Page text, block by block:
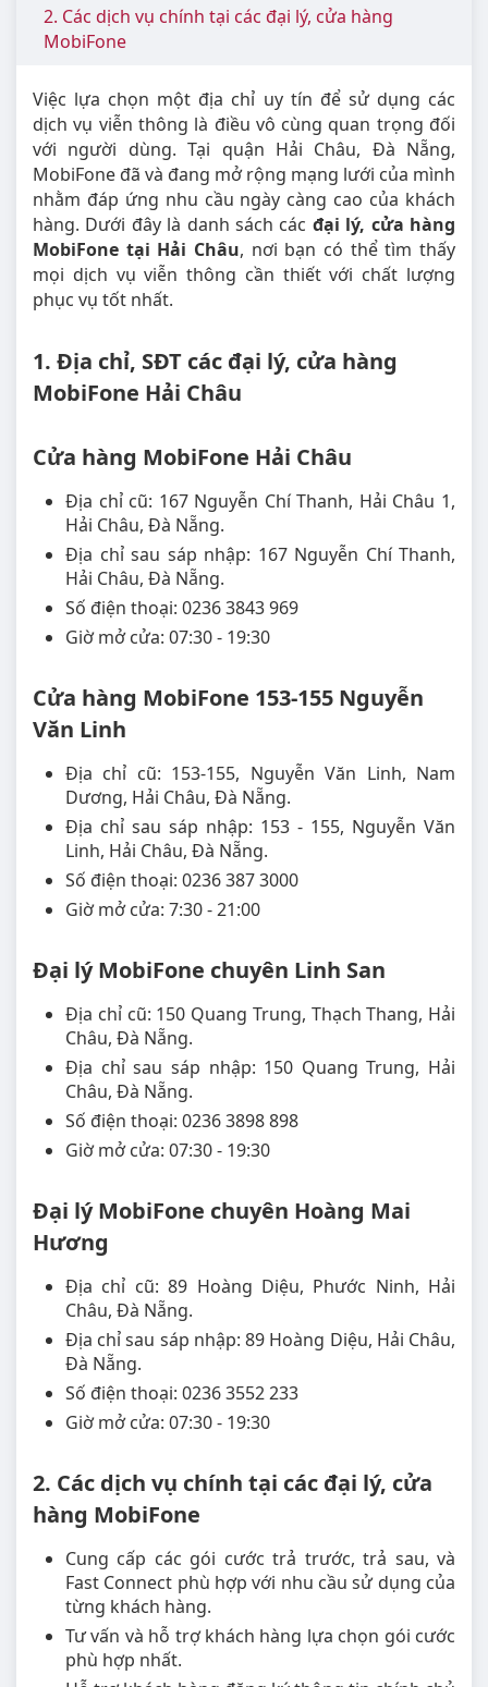
2. Các dịch vụ chính tại các đại lý, cửa hàng
MobiFone
Việc lựa chọn một địa chỉ uy tín để sử dụng các
dịch vụ viễn thông là điều vô cùng quan trọng đối
với người dùng. Tại quận Hải Châu, Đà Nẵng,
MobiFone đã và đang mở rộng mạng lưới của mình
nhằm đáp ứng nhu cầu ngày càng cao của khách
hàng. Dưới đây là danh sách các đại lý, cửa hàng
MobiFone tại Hải Châu, nơi bạn có thể tìm thấy
mọi dịch vụ viễn thông cần thiết với chất lượng
phục vụ tốt nhất.
1. Địa chỉ, SĐT các đại lý, cửa hàng
MobiFone Hải Châu
Cửa hàng MobiFone Hải Châu
Địa chỉ cũ: 167 Nguyễn Chí Thanh, Hải Châu 1,
Hải Châu, Đà Nẵng.
Địa chỉ sau sáp nhập: 167 Nguyễn Chí Thanh,
Hải Châu, Đà Nẵng.
Số điện thoại: 0236 3843 969
Giờ mở cửa: 07:30 - 19:30
Cửa hàng MobiFone 153-155 Nguyễn
Văn Linh
Địa chỉ cũ: 153-155, Nguyễn Văn Linh, Nam
Dương, Hải Châu, Đà Nẵng.
Địa chỉ sau sáp nhập: 153 - 155, Nguyễn Văn
Linh, Hải Châu, Đà Nẵng.
Số điện thoại: 0236 387 3000
Giờ mở cửa: 7:30 - 21:00
Đại lý MobiFone chuyên Linh San
Địa chỉ cũ: 150 Quang Trung, Thạch Thang, Hải
Châu, Đà Nẵng.
Địa chỉ sau sáp nhập: 150 Quang Trung, Hải
Châu, Đà Nẵng.
Số điện thoại: 0236 3898 898
Giờ mở cửa: 07:30 - 19:30
Đại lý MobiFone chuyên Hoàng Mai
Hương
Địa chỉ cũ: 89 Hoàng Diệu, Phước Ninh, Hải
Châu, Đà Nẵng.
Địa chỉ sau sáp nhập: 89 Hoàng Diệu, Hải Châu,
Đà Nẵng.
Số điện thoại: 0236 3552 233
Giờ mở cửa: 07:30 - 19:30
2. Các dịch vụ chính tại các đại lý, cửa
hàng MobiFone
Cung cấp các gói cước trả trước, trả sau, và
Fast Connect phù hợp với nhu cầu sử dụng của
từng khách hàng.
Tư vấn và hỗ trợ khách hàng lựa chọn gói cước
phù hợp nhất.